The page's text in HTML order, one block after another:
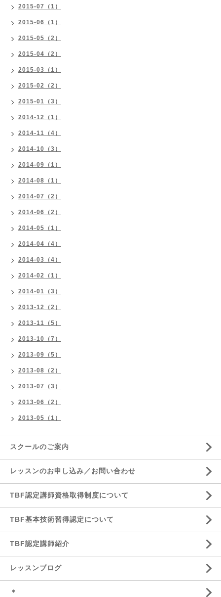
2015-07（1）
2015-06（1）
2015-05（2）
2015-04（2）
2015-03（1）
2015-02（2）
2015-01（3）
2014-12（1）
2014-11（4）
2014-10（3）
2014-09（1）
2014-08（1）
2014-07（2）
2014-06（2）
2014-05（1）
2014-04（4）
2014-03（4）
2014-02（1）
2014-01（3）
2013-12（2）
2013-11（5）
2013-10（7）
2013-09（5）
2013-08（2）
2013-07（3）
2013-06（2）
2013-05（1）
スクールのご案内
レッスンのお申し込み／お問い合わせ
TBF認定講師資格取得制度について
TBF基本技術習得認定について
TBF認定講師紹介
レッスンブログ
＊